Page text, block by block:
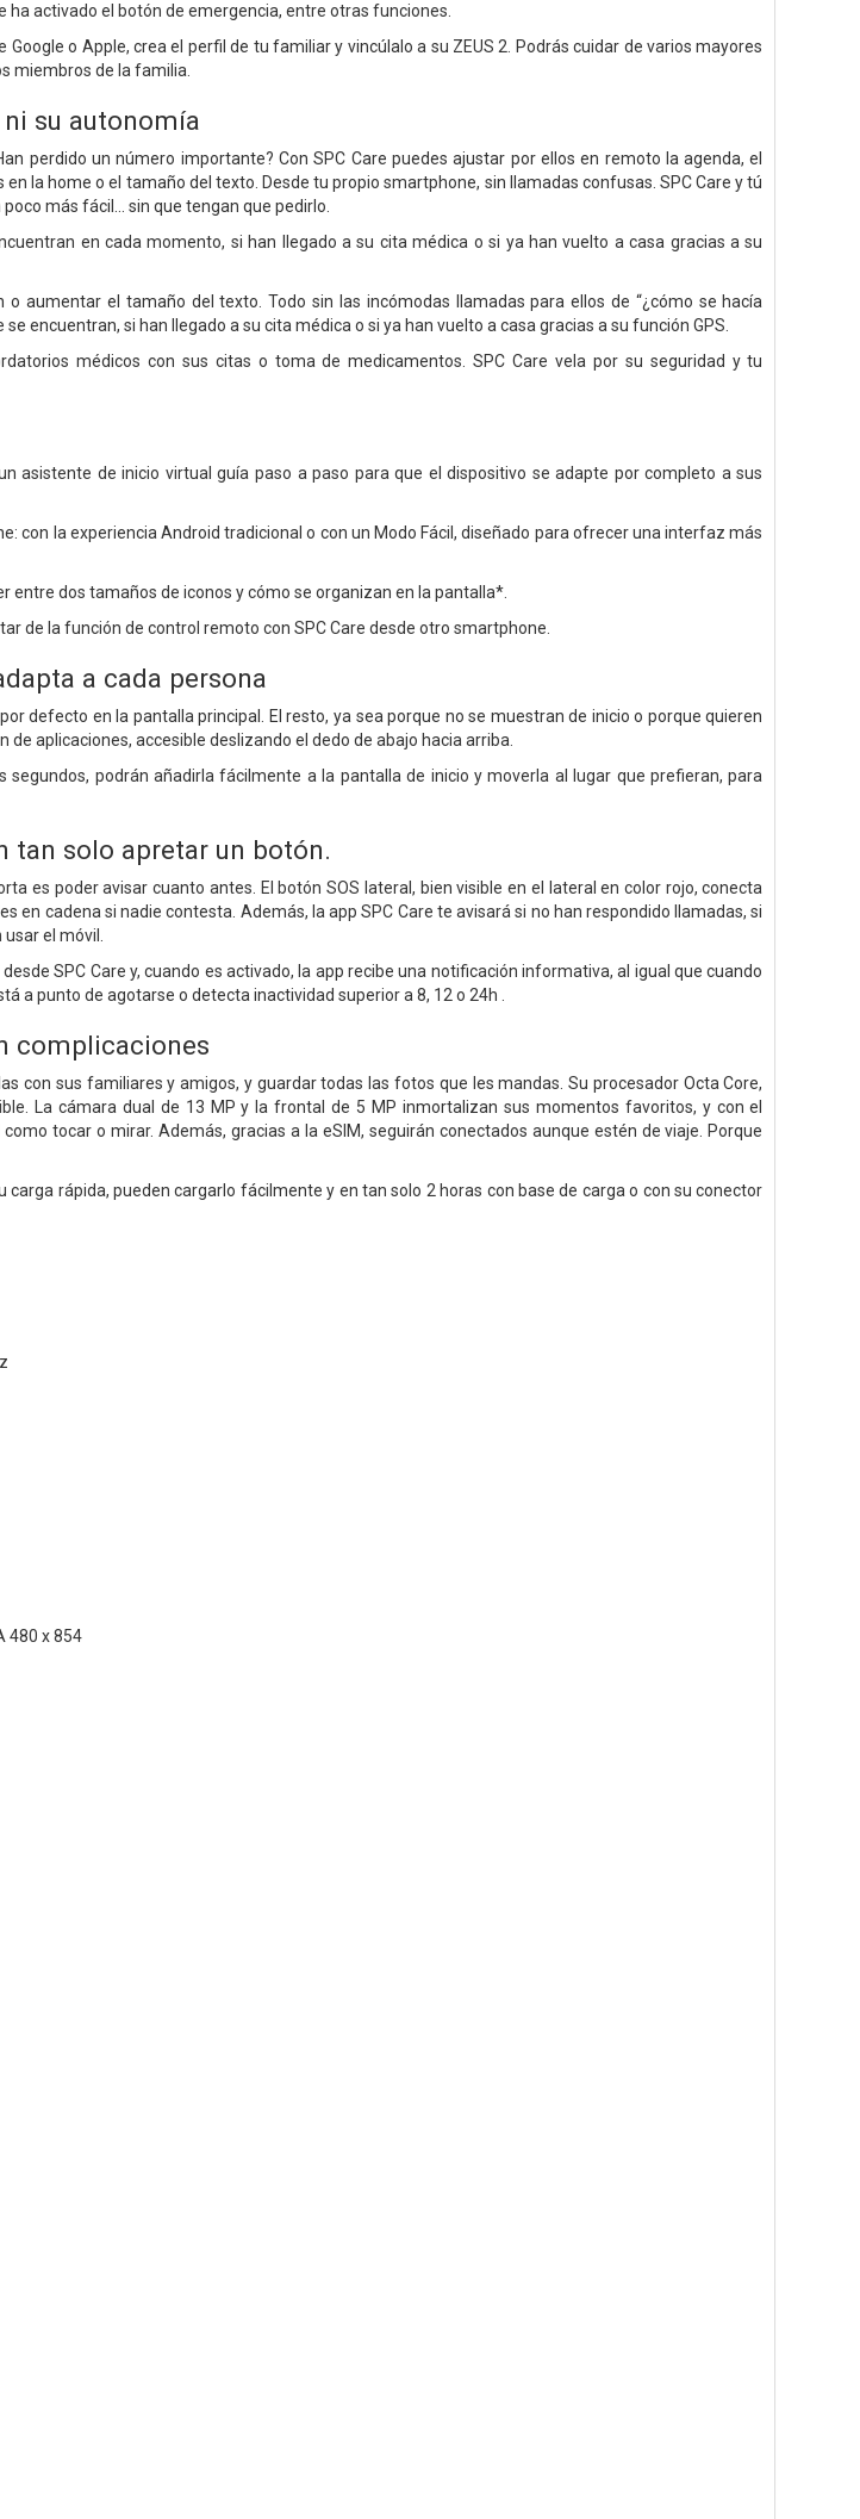
ha activado el botón de emergencia, entre otras funciones.
o Apple, crea el perfil de tu familiar y vincúlalo a su ZEUS 2. Podrás cuidar de varios mayores
miembros de la familia.
su autonomía
perdido un número importante? Con SPC Care puedes ajustar por ellos en remoto la agenda, el
la home o el tamaño del texto. Desde tu propio smartphone, sin llamadas confusas. SPC Care y tú
más fácil… sin que tengan que pedirlo.
en cada momento, si han llegado a su cita médica o si ya han vuelto a casa gracias a su
aumentar el tamaño del texto. Todo sin las incómodas llamadas para ellos de “¿cómo se hacía
encuentran, si han llegado a su cita médica o si ya han vuelto a casa gracias a su función GPS.
médicos con sus citas o toma de medicamentos. SPC Care vela por su seguridad y tu
asistente de inicio virtual guía paso a paso para que el dispositivo se adapte por completo a sus
con la experiencia Android tradicional o con un Modo Fácil, diseñado para ofrecer una interfaz más
entre dos tamaños de iconos y cómo se organizan en la pantalla*.
de la función de control remoto con SPC Care desde otro smartphone.
a cada persona
defecto en la pantalla principal. El resto, ya sea porque no se muestran de inicio o porque quieren
aplicaciones, accesible deslizando el dedo de abajo hacia arriba.
podrán añadirla fácilmente a la pantalla de inicio y moverla al lugar que prefieran, para
tan solo apretar un botón.
es poder avisar cuanto antes. El botón SOS lateral, bien visible en el lateral en color rojo, conecta
en cadena si nadie contesta. Además, la app SPC Care te avisará si no han respondido llamadas, si
usar el móvil.
SPC Care y, cuando es activado, la app recibe una notificación informativa, al igual que cuando
a punto de agotarse o detecta inactividad superior a 8, 12 o 24h .
complicaciones
con sus familiares y amigos, y guardar todas las fotos que les mandas. Su procesador Octa Core,
La cámara dual de 13 MP y la frontal de 5 MP inmortalizan sus momentos favoritos, y con el
tocar o mirar. Además, gracias a la eSIM, seguirán conectados aunque estén de viaje. Porque
carga rápida, pueden cargarlo fácilmente y en tan solo 2 horas con base de carga o con su conector
480 x 854